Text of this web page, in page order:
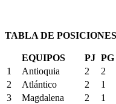
TABLA DE
EQUIPOS PJ PG
1
Antioquia 2 2
2
Atlántico 2 1
3
Magdalena 2 1